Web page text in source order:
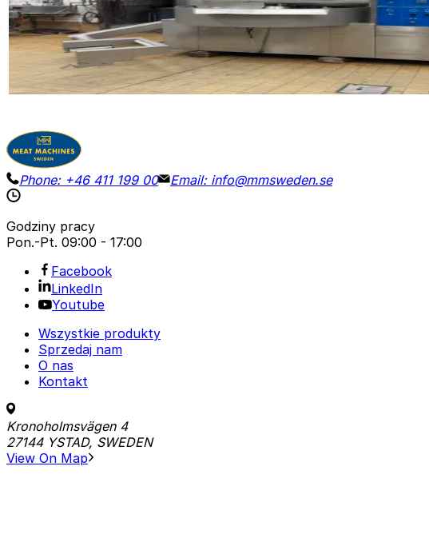
390 x 210 x 200 cm
Próżniowy kuter Alpina PBV 540, niedawno zdemontowany z
Szczegóły
Poproś o wycenę
Phone: +46 411 199 00 Email: info@mmsweden.se
Godziny pracy
Pon.-Pt. 09:00 - 17:00
Facebook
LinkedIn
Youtube
Wszystkie produkty
Sprzedaj nam
O nas
Kontakt
Kronoholmsvägen 4
27144 YSTAD, SWEDEN
View On Map